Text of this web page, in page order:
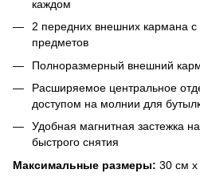
каждом
2 передних внешних кармана
предметов
Полноразмерный внешний
Расширяемое центральное
доступом на молнии для
Удобная магнитная застежка
быстрого снятия
Максимальные размеры: 30 см